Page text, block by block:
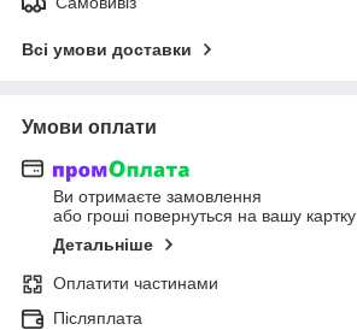
Всі умови доставки
Умови оплати
Ви отримаєте замовлення
або гроші повернуться на вашу картку
Детальніше
Оплатити частинами
Післяплата